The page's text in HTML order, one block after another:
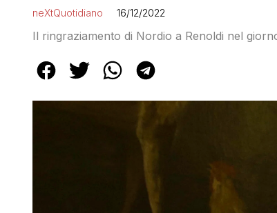
neXtQuotidiano 16/12/2022
Il ringraziamento di Nordio a Renoldi nel